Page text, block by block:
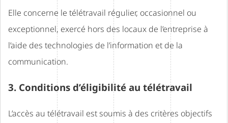
Elle concerne le télétravail régulier, occasionnel ou
exceptionnel, exercé hors des locaux de l’entreprise à
l’aide des technologies de l’information et de la
communication.
3. Conditions d’éligibilité au télétravail
L’accès au télétravail est soumis à des critères objectifs